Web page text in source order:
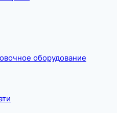
оборудование